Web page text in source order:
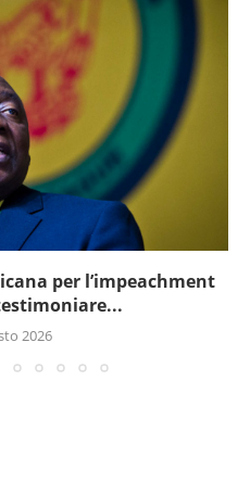
per l’impeachment
2026